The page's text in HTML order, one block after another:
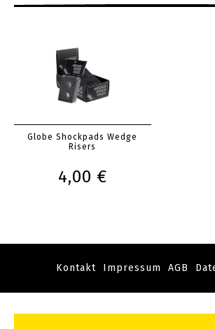
Globe Shockpads Wedge
Risers
4,00 €
Kontakt Impressum AGB